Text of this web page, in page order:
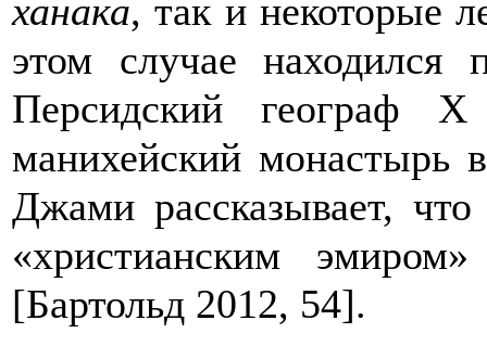
ханака, так и некоторые
этом случае находился
Персидский географ
манихейский монастырь
Джами рассказывает,
«христианским
[Бартольд 2012, 54].